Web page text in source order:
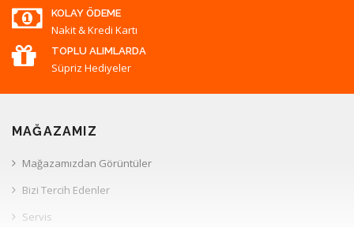
KOLAY ÖDEME
Nakit & Kredi Kartı
TOPLU ALIMLARDA
Süpriz Hediyeler
MAĞAZAMIZ
Mağazamızdan Görüntüler
Bizi Tercih Edenler
Servis